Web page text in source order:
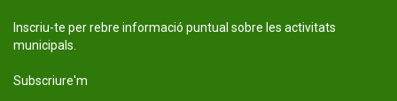
Inscriu-te per rebre informació puntual sobre les activitats
municipals.
Subscriure'm